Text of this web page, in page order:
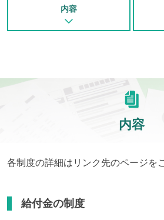
内容
内容
各制度の詳細はリンク先のページを
給付金の制度